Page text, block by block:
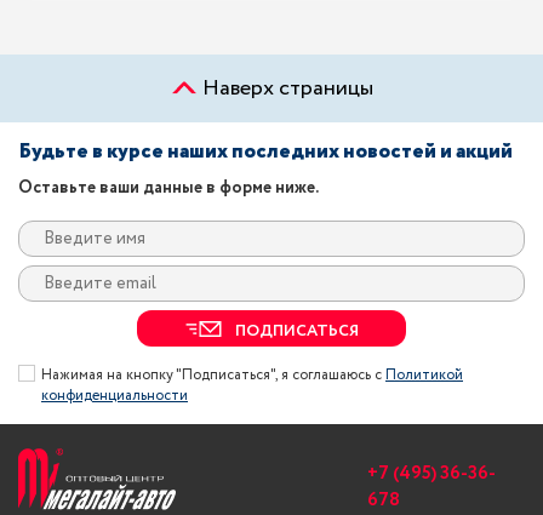
Наверх страницы
Будьте в курсе наших последних новостей и акций
Оставьте ваши данные в форме ниже.
ПОДПИСАТЬСЯ
Нажимая на кнопку "Подписаться", я соглашаюсь сПолитикой
конфиденциальности
+7 (495) 36-36-
678